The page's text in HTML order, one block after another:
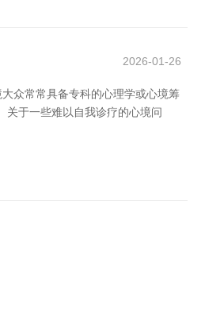
2026-01-26
众常常具备专科的心理学或心境筹
关于一些难以自我诊疗的心境问